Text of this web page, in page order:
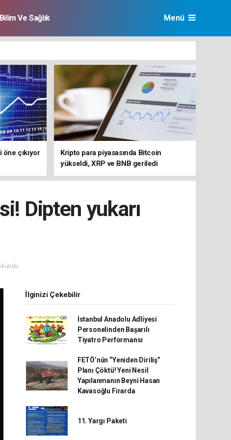
Bilim Ve Sağlık Menü
çıkıyor
Kripto para piyasasında Bitcoin
yükseldi, XRP ve BNB geriledi
Dipten yukarı
İlginizi Çekebilir
İstanbul Anadolu Adliyesi
Personelinden Başarılı
Tiyatro Performansı
FETÖ’nün “Yeniden Diriliş”
Planı Çöktü! Yeni Nesil
Yapılanmanın Beyni Hasan
Kavasoğlu Firarda
11. Yargı Paketi